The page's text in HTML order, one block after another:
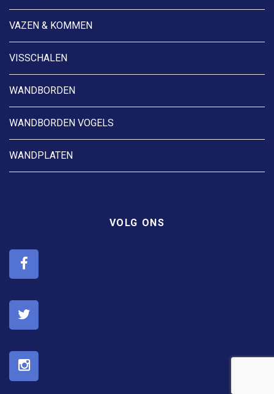
VAZEN & KOMMEN
VISSCHALEN
WANDBORDEN
WANDBORDEN VOGELS
WANDPLATEN
VOLG ONS